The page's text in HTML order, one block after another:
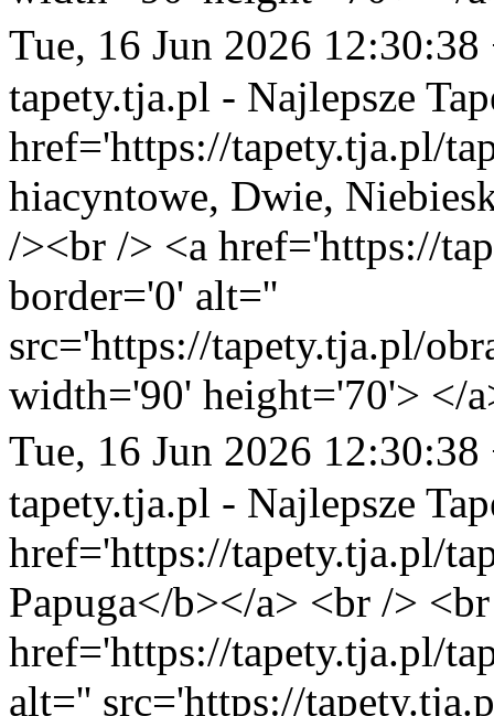
Tue, 16 Jun 2026 12:30:38
tapety.tja.pl - Najlepsze
href='https://tapety.tja.pl/
hiacyntowe, Dwie,
/><br /> <a href='https://
border='0' alt=''
src='https://tapety.tja.pl/
width='90' height='70'> </
Tue, 16 Jun 2026 12:30:38
tapety.tja.pl - Najlepsze
href='https://tapety.tja.pl/
Papuga</b></a> <br />
href='https://tapety.tja.pl/
alt='' src='https://